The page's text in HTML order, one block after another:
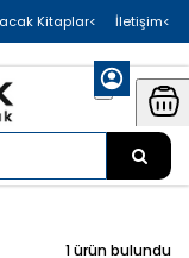
>İletişim
>Yayımlanacak Kitaplar
1 ürün bulundu